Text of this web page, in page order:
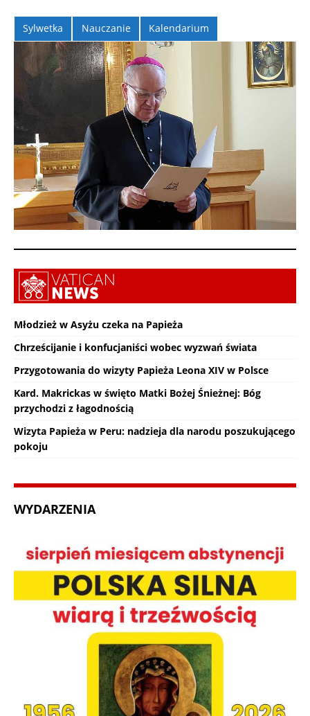
Sylwetka Nauczanie Kalendarium
Młodzież w Asyżu czeka na Papieża
Chrześcijanie i konfucjaniści wobec wyzwań świata
Przygotowania do wizyty Papieża Leona XIV w Polsce
Kard. Makrickas w święto Matki Bożej Śnieżnej: Bóg
przychodzi z łagodnością
Wizyta Papieża w Peru: nadzieja dla narodu poszukującego
pokoju
WYDARZENIA